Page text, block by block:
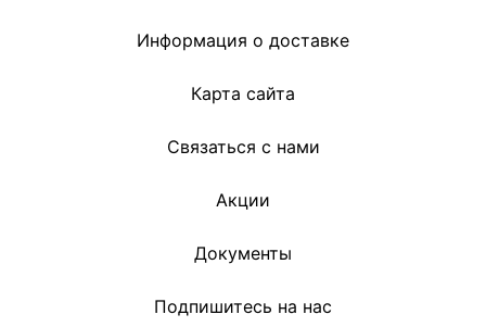
Информация о доставке
Карта сайта
Связаться с нами
Акции
Документы
Подпишитесь на нас